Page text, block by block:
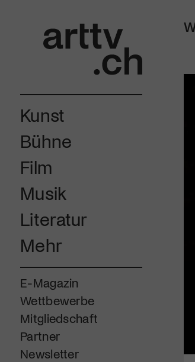
Kunst
Bühne
Film
Musik
Literatur
Mehr
E-Magazin
Wettbewerbe
Mitgliedschaft
Partner
Newsletter